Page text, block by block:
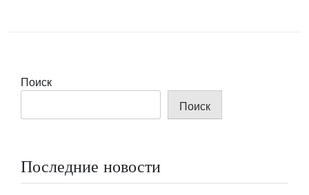
Поиск
Поиск
Последние новости